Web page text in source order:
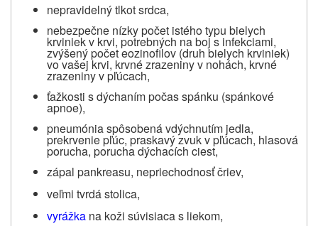
nepravidelný tlkot srdca,
nebezpečne nízky počet istého typu bielych
krviniek v krvi, potrebných na boj s infekciami,
zvýšený počet eozinofilov (druh bielych krviniek)
vo vašej krvi, krvné zrazeniny v nohách, krvné
zrazeniny v pľúcach,
ťažkosti s dýchaním počas spánku (spánkové
apnoe),
pneumónia spôsobená vdýchnutím jedla,
prekrvenie pľúc, praskavý zvuk v pľúcach, hlasová
porucha, porucha dýchacích ciest,
zápal pankreasu, nepriechodnosť čriev,
veľmi tvrdá stolica,
vyrážka na koži súvisiaca s liekom,